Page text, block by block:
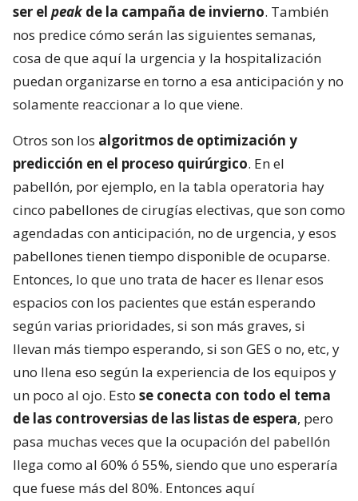
ser el peakde la campaña de invierno. También
nos predice cómo serán las siguientes semanas,
cosa de que aquí la urgencia y la hospitalización
puedan organizarse en torno a esa anticipación y no
solamente reaccionar a lo que viene.
Otros son los algoritmos de optimización y
predicción en el proceso quirúrgico. En el
pabellón, por ejemplo, en la tabla operatoria hay
cinco pabellones de cirugías electivas, que son como
agendadas con anticipación, no de urgencia, y esos
pabellones tienen tiempo disponible de ocuparse.
Entonces, lo que uno trata de hacer es llenar esos
espacios con los pacientes que están esperando
según varias prioridades, si son más graves, si
llevan más tiempo esperando, si son GES o no, etc, y
uno llena eso según la experiencia de los equipos y
un poco al ojo. Esto se conecta con todo el tema
de las controversias de las listas de espera, pero
pasa muchas veces que la ocupación del pabellón
llega como al 60% ó 55%, siendo que uno esperaría
que fuese más del 80%. Entonces aquí